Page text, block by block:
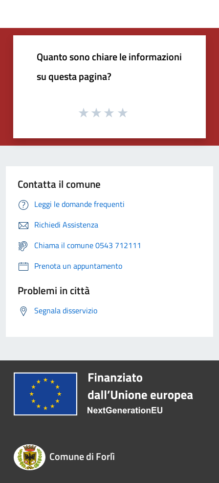
Quanto sono chiare le informazioni
su questa pagina?
Contatta il comune
Leggi le domande frequenti
Richiedi Assistenza
Chiama il comune 0543 712111
Prenota un appuntamento
Problemi in città
Segnala disservizio
Comune di Forlì